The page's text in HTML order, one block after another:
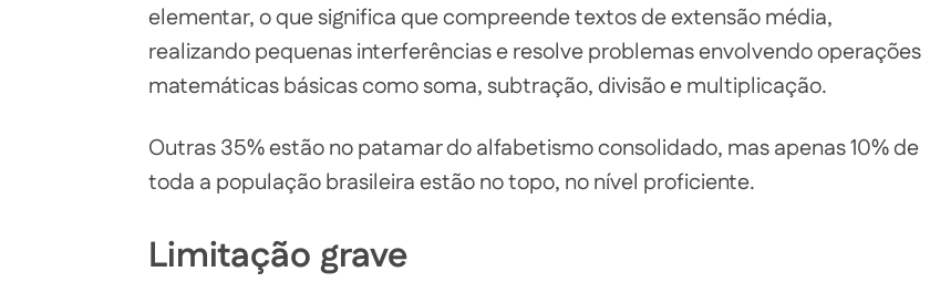
elementar, o que significa que compreende textos de extensão média,
realizando pequenas interferências e resolve problemas envolvendo operações
matemáticas básicas como soma, subtração, divisão e multiplicação.
Outras 35% estão no patamar do alfabetismo consolidado, mas apenas 10% de
toda a população brasileira estão no topo, no nível proficiente.
Limitação grave